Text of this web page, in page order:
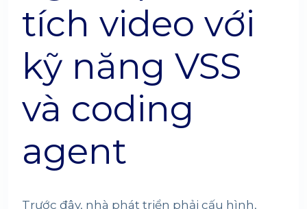
tích video với
kỹ năng VSS
và coding
agent
Trước đây, nhà phát triển phải cấu hình,